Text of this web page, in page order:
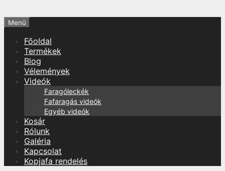
Menü
Főoldal
Termékek
Blog
Vélemények
Videók
Faragóleckék
Fafaragás videók
Egyéb videók
Kosár
Rólunk
Galéria
Kapcsolat
Kopjafa rendelés